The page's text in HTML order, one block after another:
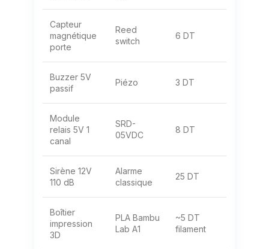
Capteur
magnétique
porte
Reed
switch
6 DT
Buzzer 5V
passif
Piézo 3 DT
Module
relais 5V 1
canal
SRD-
05VDC
8 DT
Sirène 12V
110 dB
Alarme
classique
25 DT
Boîtier
impression
3D
PLA Bambu
Lab A1
~5 DT
filament